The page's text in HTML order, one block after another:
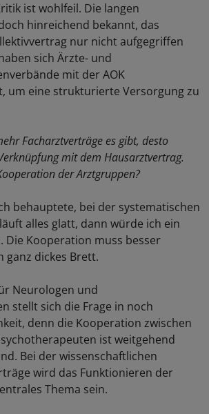
ist wohlfeil. Die langen
hinreichend bekannt, das
nur nicht aufgegriffen
sich Ärzte- und
mit der AOK
um eine strukturierte Versorgung zu
Facharztverträge es gibt, desto
mit dem Hausarztvertrag.
der Arztgruppen?
behauptete, bei der systematischen
alles glatt, dann würde ich ein
Die Kooperation muss besser
ganz dickes Brett.
Neurologen und
stellt sich die Frage in noch
denn die Kooperation zwischen
ist weitgehend
Bei der wissenschaftlichen
wird das Funktionieren der
Thema sein.